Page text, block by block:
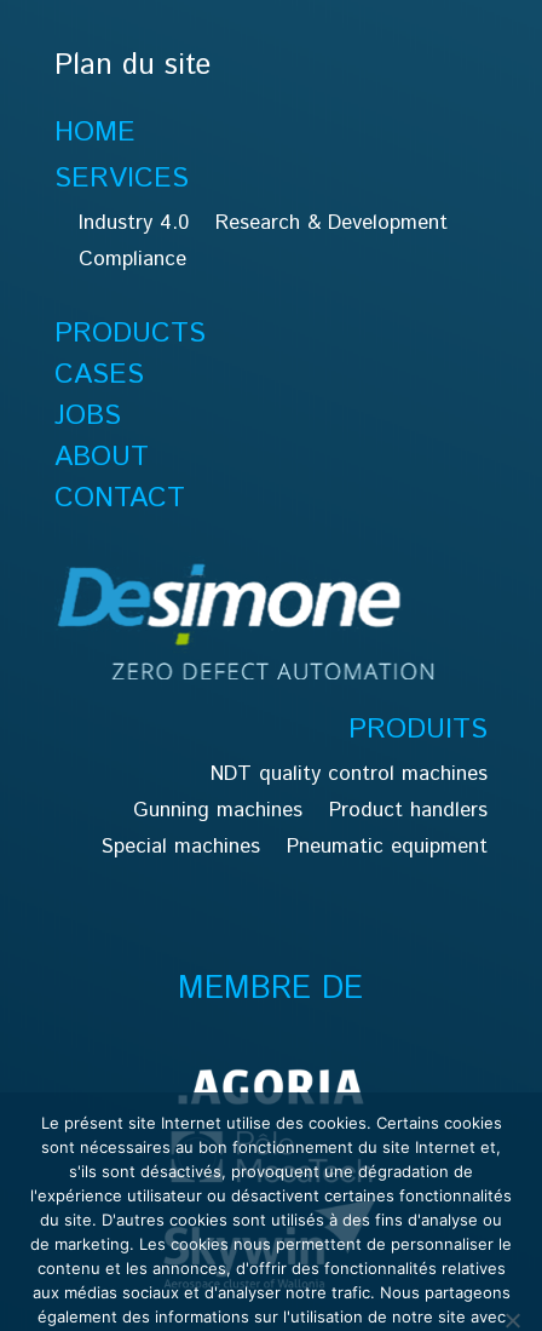
Plan du site
HOME
SERVICES
Industry 4.0
Research & Development
Compliance
PRODUCTS
CASES
JOBS
ABOUT
CONTACT
PRODUITS
NDT quality control machines
Gunning machines
Product handlers
Special machines
Pneumatic equipment
MEMBRE DE
Le présent site Internet utilise des cookies. Certains cookies
sont nécessaires au bon fonctionnement du site Internet et,
s'ils sont désactivés, provoquent une dégradation de
l'expérience utilisateur ou désactivent certaines fonctionnalités
du site. D'autres cookies sont utilisés à des fins d'analyse ou
de marketing. Les cookies nous permettent de personnaliser le
contenu et les annonces, d'offrir des fonctionnalités relatives
aux médias sociaux et d'analyser notre trafic. Nous partageons
également des informations sur l'utilisation de notre site avec